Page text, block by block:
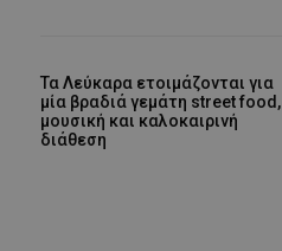
Τα Λεύκαρα ετοιμάζονται για
μία βραδιά γεμάτη street food,
μουσική και καλοκαιρινή
διάθεση